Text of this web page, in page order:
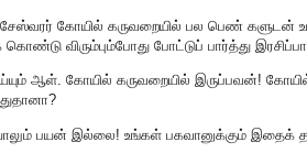
கோயில் கருவறையில் பல பெண் களுடன்
விரும்பும்போது போட்டுப் பார்த்து
ஆள். கோயில் கருவறையில் இருப்பவன்!
பயன் இல்லை! உங்கள் பகவானுக்கும் இதைக்